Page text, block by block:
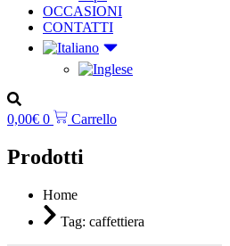
OCCASIONI
CONTATTI
0,00€ 0 Carrello
Prodotti
Home
Tag: caffettiera